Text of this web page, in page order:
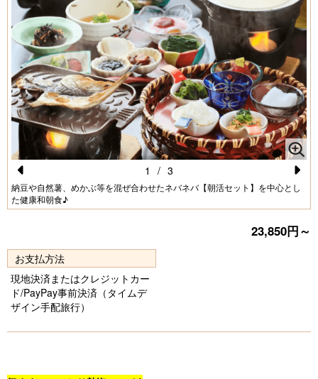
Pr
e
o
u
s
納豆や自然薯、めかぶ等を混ぜ合わせたネバネバ【朝活セット】を中心とし
た健康和朝食♪
N
e
xt
1 / 3
23,850円～
お支払方法
現地決済またはクレジットカー
ド/PayPay事前決済（タイムデ
ザイン手配旅行）